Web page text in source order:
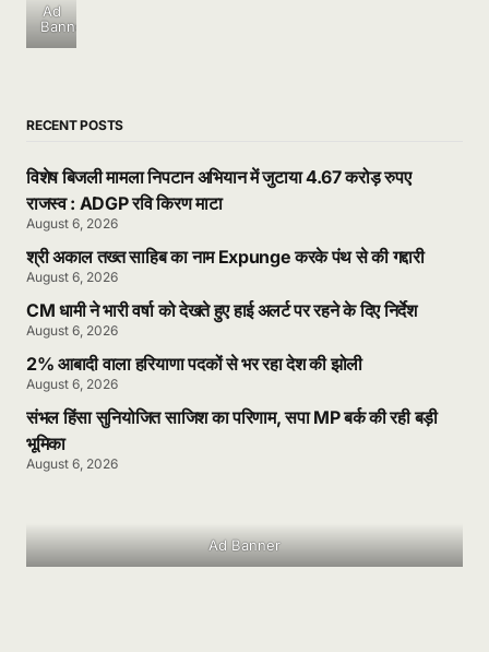
Ad
Banner
RECENT POSTS
विशेष बिजली मामला निपटान अभियान में जुटाया 4.67 करोड़ रुपए
राजस्व : ADGP रवि किरण माटा
August 6, 2026
श्री अकाल तख्त साहिब का नाम Expunge करके पंथ से की गद्दारी
August 6, 2026
CM धामी ने भारी वर्षा को देखते हुए हाई अलर्ट पर रहने के दिए निर्देश
August 6, 2026
2% आबादी वाला हरियाणा पदकों से भर रहा देश की झोली
August 6, 2026
संभल हिंसा सुनियोजित साजिश का परिणाम, सपा MP बर्क की रही बड़ी
भूमिका
August 6, 2026
Ad Banner